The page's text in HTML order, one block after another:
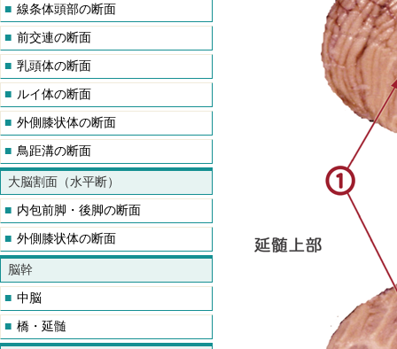
■ 線条体頭部の断面
■ 前交連の断面
■ 乳頭体の断面
■ ルイ体の断面
■ 外側膝状体の断面
■ 鳥距溝の断面
大脳割面（水平断）
■ 内包前脚・後脚の断面
■ 外側膝状体の断面
脳幹
■ 中脳
■ 橋・延髄